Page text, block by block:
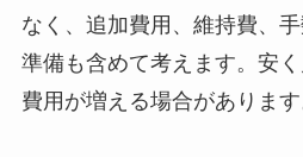
なく、追加費用、維持費、
準備も含めて考えます。安
費用が増える場合があります